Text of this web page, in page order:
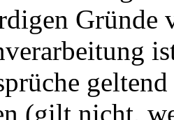
Gründe
(gilt nicht,